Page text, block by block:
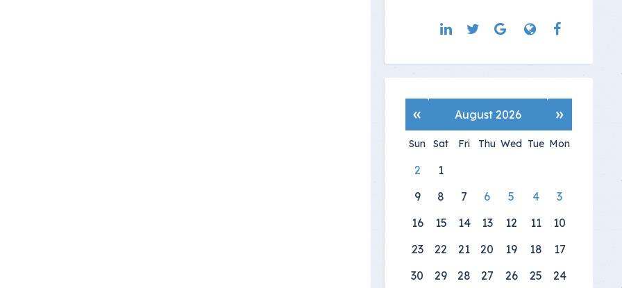
«
August 2026
»
Mon
Tue
Wed
Thu
Fri
Sat
Sun
1
2
3
4
5
6
7
8
9
10
11
12
13
14
15
16
17
18
19
20
21
22
23
24
25
26
27
28
29
30